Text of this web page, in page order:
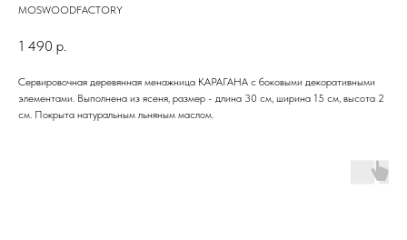
MOSWOODFACTORY
1 490 р.
Сервировочная деревянная менажница КАРАГАНА с боковыми декоративными
элементами. Выполнена из ясеня, размер - длина 30 см, ширина 15 см, высота 2
см. Покрыта натуральным льняным маслом.